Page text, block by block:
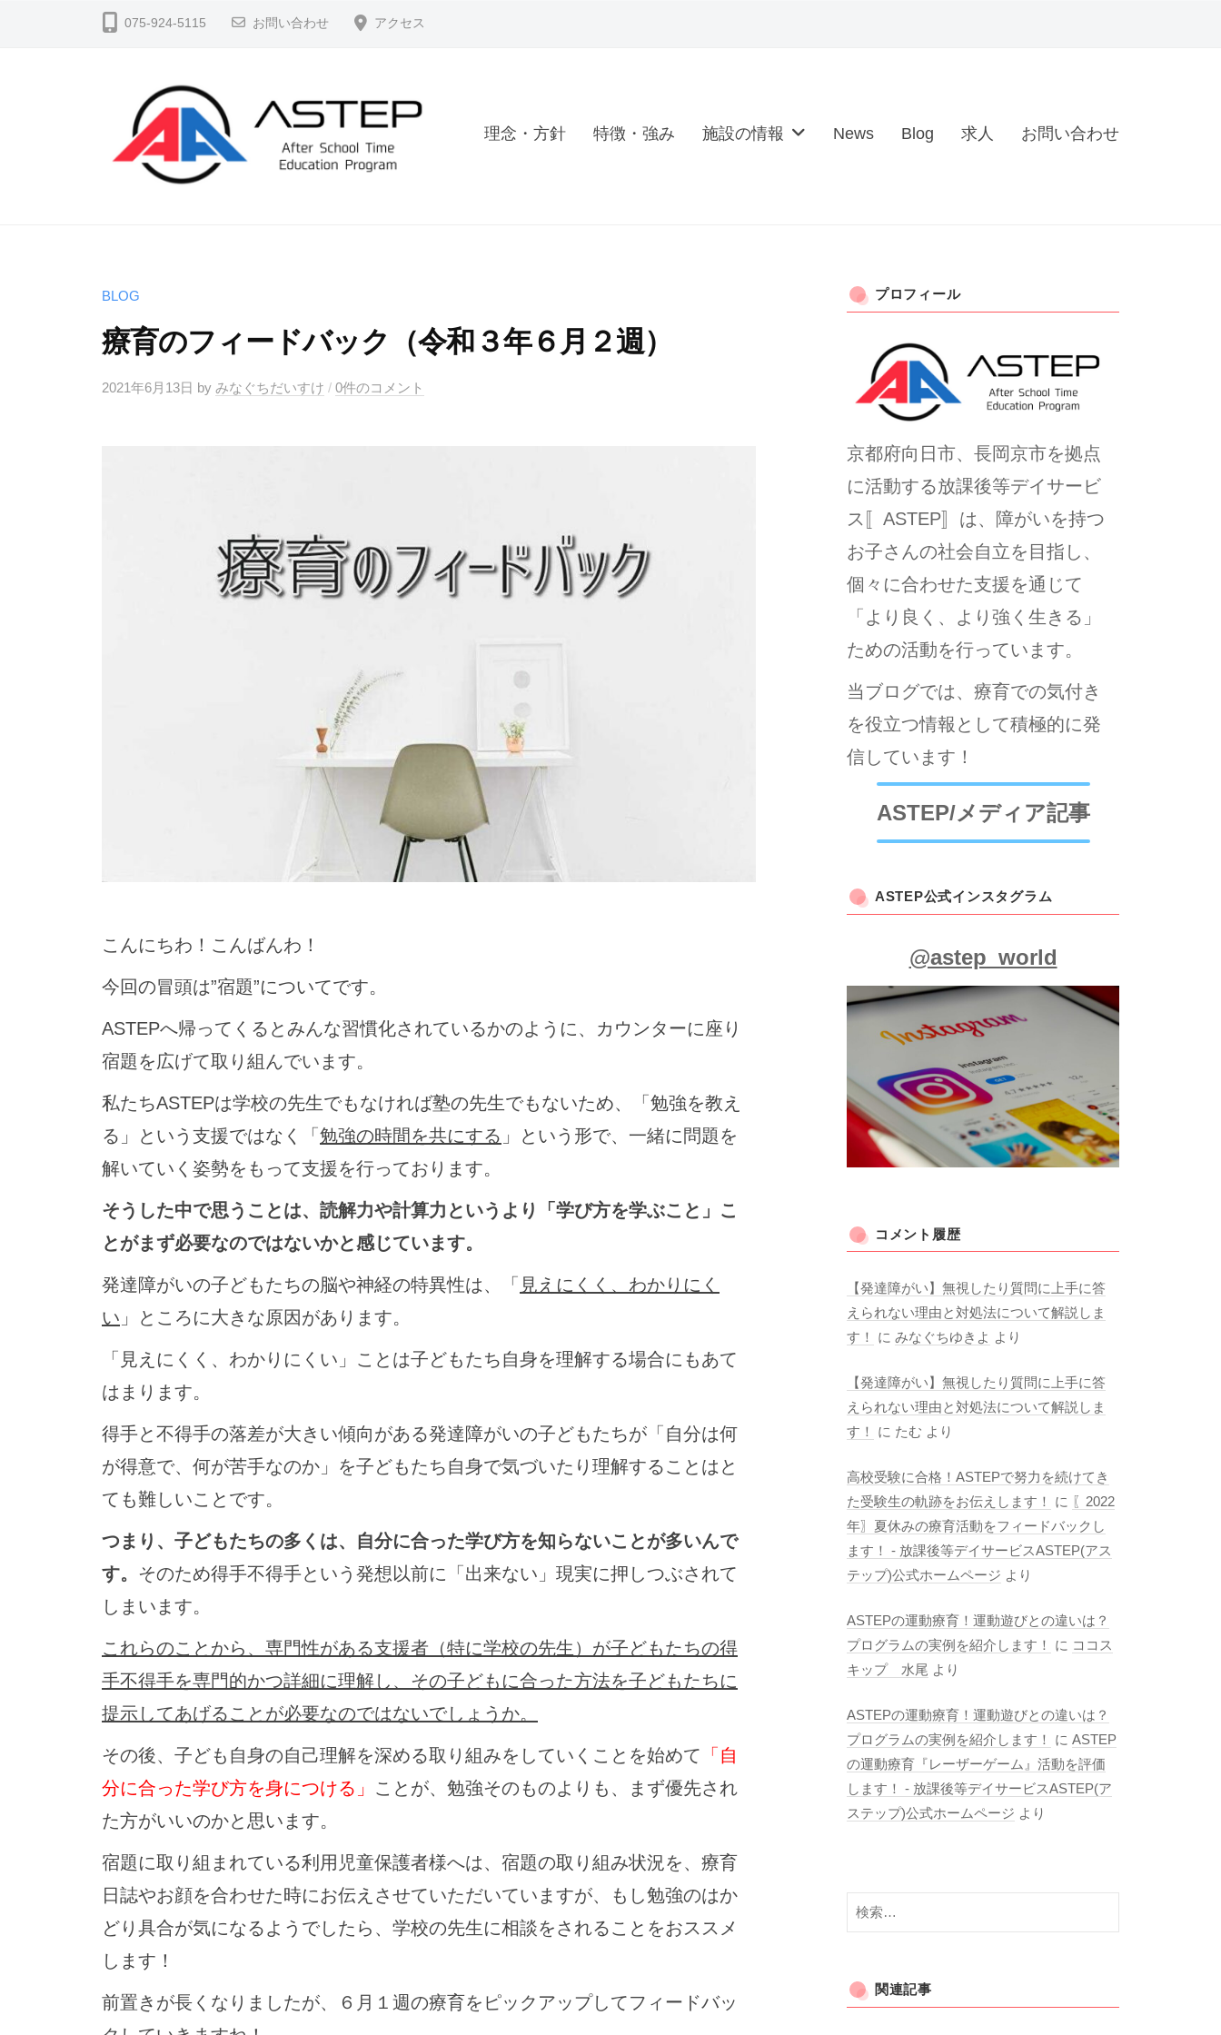
075-924-5115 お問い合わせ アクセス
E
P
（
ア
き
、
理念・方針 特徴・強み 施設の情報 News Blog 求人 お問い合わせ
BLOG
療育のフィードバック（令和３年６月２週）
2021年6月13日 by みなぐちだいすけ / 0件のコメント
こんにちわ！こんばんわ！
今回の冒頭は”宿題”についてです。
ASTEPへ帰ってくるとみんな習慣化されているかのように、カウンターに座り
宿題を広げて取り組んでいます。
私たちASTEPは学校の先生でもなければ塾の先生でもないため、「勉強を教え
る」という支援ではなく「 勉強の時間を共にする 」という形で、一緒に問題を
解いていく姿勢をもって支援を行っております。
そうした中で思うことは、読解力や計算力というより「学び方を学ぶこと」こ
とがまず必要なのではないかと感じています。
発達障がいの子どもたちの脳や神経の特異性は、「 見えにくく、わかりにく
い 」ところに大きな原因があります。
「見えにくく、わかりにくい」ことは子どもたち自身を理解する場合にもあて
はまります。
得手と不得手の落差が大きい傾向がある発達障がいの子どもたちが「自分は何
が得意で、何が苦手なのか」を子どもたち自身で気づいたり理解することはと
ても難しいことです。
つまり、子どもたちの多くは、自分に合った学び方を知らないことが多いんで
す。 そのため得手不得手という発想以前に「出来ない」現実に押しつぶされて
しまいます。
これらのことから、専門性がある支援者（特に学校の先生）が子どもたちの得
手不得手を専門的かつ詳細に理解し、その子どもに合った方法を子どもたちに
提示してあげることが必要なのではないでしょうか。
その後、子ども自身の自己理解を深める取り組みをしていくことを始めて 「自
分に合った学び方を身につける」 ことが、勉強そのものよりも、まず優先され
た方がいいのかと思います。
宿題に取り組まれている利用児童保護者様へは、宿題の取り組み状況を、療育
日誌やお顔を合わせた時にお伝えさせていただいていますが、もし勉強のはか
どり具合が気になるようでしたら、学校の先生に相談をされることをおススメ
します！
前置きが長くなりましたが、６月１週の療育をピックアップしてフィードバッ
プロフィール
京都府向日市、長岡京市を拠点
に活動する放課後等デイサービ
ス〚ASTEP〛は、障がいを持つ
お子さんの社会自立を目指し、
個々に合わせた支援を通じて
「より良く、より強く生きる」
ための活動を行っています。
当ブログでは、療育での気付き
を役立つ情報として積極的に発
信しています！
ASTEP/メディア記事
ASTEP公式インスタグラム
@astep_world
コメント履歴
【発達障がい】無視したり質問に上手に答
えられない理由と対処法について解説しま
す！
にみなぐちゆきよ より
【発達障がい】無視したり質問に上手に答
えられない理由と対処法について解説しま
す！
に たむ より
高校受験に合格！ASTEPで努力を続けてき
た受験生の軌跡をお伝えします！
に 〖2022
年〗夏休みの療育活動をフィードバックし
ます！ - 放課後等デイサービスASTEP(アス
テップ)公式ホームページ より
ASTEPの運動療育！運動遊びとの違いは？
プログラムの実例を紹介します！
に ココス
キップ 水尾 より
ASTEPの運動療育！運動遊びとの違いは？
プログラムの実例を紹介します！
にASTEP
の運動療育『レーザーゲーム』活動を評価
します！ - 放課後等デイサービスASTEP(ア
ステップ)公式ホームページ より
検
索:
関連記事
S
ア
公
式
ホ
ー